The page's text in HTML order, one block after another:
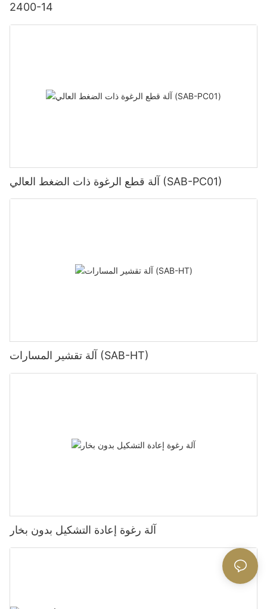
2400-14
آلة قطع الرغوة ذات الضغط العالي (SAB-PC01)
آلة تقشير المسارات (SAB-HT)
آلة رغوة إعادة التشكيل بدون بخار